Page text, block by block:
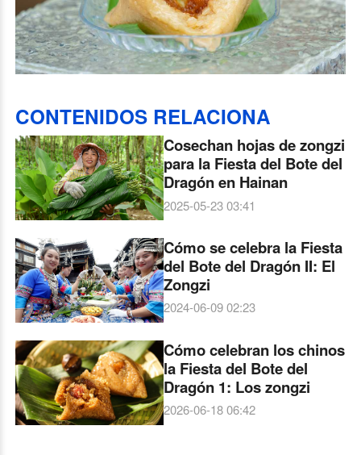
CONTENIDOS RELACIONA
Cosechan hojas de zongzi
para la Fiesta del Bote del
Dragón en Hainan
2025-05-23 03:41
Cómo se celebra la Fiesta
del Bote del Dragón II: El
Zongzi
2024-06-09 02:23
Cómo celebran los chinos
la Fiesta del Bote del
Dragón 1: Los zongzi
2026-06-18 06:42